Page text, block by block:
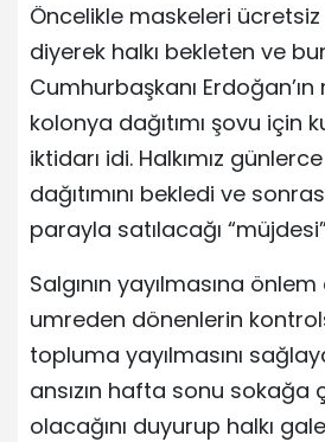
Öncelikle maskeleri ücretsiz
diyerek halkı bekleten ve
Cumhurbaşkanı
kolonya dağıtımı şovu için
iktidarı idi. Halkımız
dağıtımını bekledi ve
parayla satılacağı
Salgının yayılmasına
umreden dönenlerin
topluma yayılmasını
ansızın hafta sonu sokağa
olacağını duyurup halkı